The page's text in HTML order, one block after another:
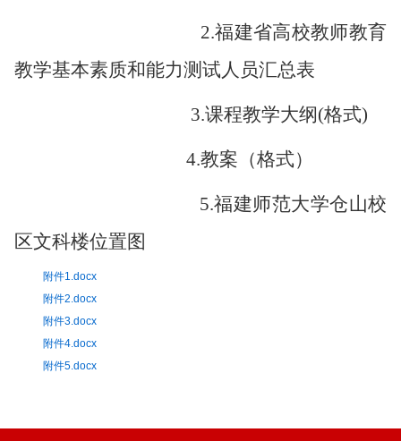
2.福建省高校教师教育
教学基本素质和能力测试人员汇总表
3.课程教学大纲(格式)
4.教案（格式）
5.福建师范大学仓山校
区文科楼位置图
附件1.docx
附件2.docx
附件3.docx
附件4.docx
附件5.docx